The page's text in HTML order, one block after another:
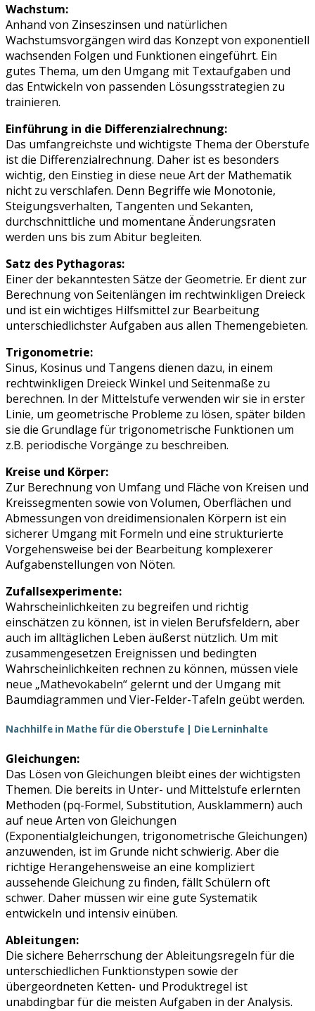
Wachstum:
Anhand von Zinseszinsen und natürlichen
Wachstumsvorgängen wird das Konzept von exponentiell
wachsenden Folgen und Funktionen eingeführt. Ein
gutes Thema, um den Umgang mit Textaufgaben und
das Entwickeln von passenden Lösungsstrategien zu
trainieren.
Einführung in die Differenzialrechnung:
Das umfangreichste und wichtigste Thema der Oberstufe
ist die Differenzialrechnung. Daher ist es besonders
wichtig, den Einstieg in diese neue Art der Mathematik
nicht zu verschlafen. Denn Begriffe wie Monotonie,
Steigungsverhalten, Tangenten und Sekanten,
durchschnittliche und momentane Änderungsraten
werden uns bis zum Abitur begleiten.
Satz des Pythagoras:
Einer der bekanntesten Sätze der Geometrie. Er dient zur
Berechnung von Seitenlängen im rechtwinkligen Dreieck
und ist ein wichtiges Hilfsmittel zur Bearbeitung
unterschiedlichster Aufgaben aus allen Themengebieten.
Trigonometrie:
Sinus, Kosinus und Tangens dienen dazu, in einem
rechtwinkligen Dreieck Winkel und Seitenmaße zu
berechnen. In der Mittelstufe verwenden wir sie in erster
Linie, um geometrische Probleme zu lösen, später bilden
sie die Grundlage für trigonometrische Funktionen um
z.B. periodische Vorgänge zu beschreiben.
Kreise und Körper:
Zur Berechnung von Umfang und Fläche von Kreisen und
Kreissegmenten sowie von Volumen, Oberflächen und
Abmessungen von dreidimensionalen Körpern ist ein
sicherer Umgang mit Formeln und eine strukturierte
Vorgehensweise bei der Bearbeitung komplexerer
Aufgabenstellungen von Nöten.
Zufallsexperimente:
Wahrscheinlichkeiten zu begreifen und richtig
einschätzen zu können, ist in vielen Berufsfeldern, aber
auch im alltäglichen Leben äußerst nützlich. Um mit
zusammengesetzen Ereignissen und bedingten
Wahrscheinlichkeiten rechnen zu können, müssen viele
neue „Mathevokabeln“ gelernt und der Umgang mit
Baumdiagrammen und Vier-Felder-Tafeln geübt werden.
Nachhilfe in Mathe für die Oberstufe | Die Lerninhalte
Gleichungen:
Das Lösen von Gleichungen bleibt eines der wichtigsten
Themen. Die bereits in Unter- und Mittelstufe erlernten
Methoden (pq-Formel, Substitution, Ausklammern) auch
auf neue Arten von Gleichungen
(Exponentialgleichungen, trigonometrische Gleichungen)
anzuwenden, ist im Grunde nicht schwierig. Aber die
richtige Herangehensweise an eine kompliziert
aussehende Gleichung zu finden, fällt Schülern oft
schwer. Daher müssen wir eine gute Systematik
entwickeln und intensiv einüben.
Ableitungen:
Die sichere Beherrschung der Ableitungsregeln für die
unterschiedlichen Funktionstypen sowie der
übergeordneten Ketten- und Produktregel ist
unabdingbar für die meisten Aufgaben in der Analysis.